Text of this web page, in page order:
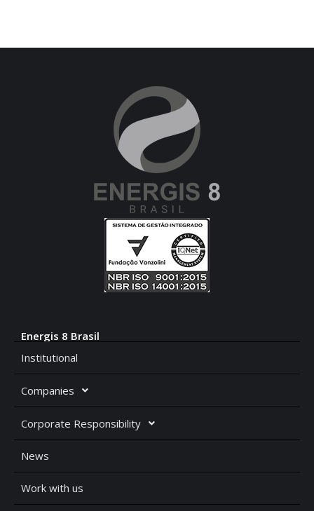
Energis 8 Brasil
Institutional
Companies
Corporate Responsibility
News
Work with us